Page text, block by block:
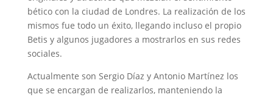
bético con la ciudad de Londres. La realización de los
mismos fue todo un éxito, llegando incluso el propio
Betis y algunos jugadores a mostrarlos en sus redes
sociales.
Actualmente son Sergio Díaz y Antonio Martínez los
que se encargan de realizarlos, manteniendo la